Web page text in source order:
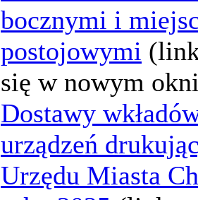
bocznymi i
postojowymi
się w nowym
Dostawy
urządzeń
Urzędu Miasta